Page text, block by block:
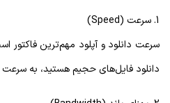
1. سرعت (Speed)
سرعت دانلود و آپلود مهم‌ترین فاکتور
دانلود فایل‌های حجیم هستید، به سرعت